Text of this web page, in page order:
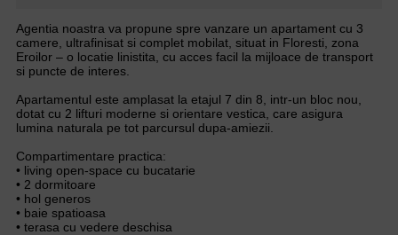
Agentia noastra va propune spre vanzare un apartament cu 3
camere, ultrafinisat si complet mobilat, situat in Floresti, zona
Eroilor – o locatie linistita, cu acces facil la mijloace de transport
si puncte de interes.
Apartamentul este amplasat la etajul 7 din 8, intr-un bloc nou,
dotat cu 2 lifturi moderne si orientare vestica, care asigura
lumina naturala pe tot parcursul dupa-amiezii.
Compartimentare practica:
• living open-space cu bucatarie
• 2 dormitoare
• hol generos
• baie spatioasa
• terasa cu vedere deschisa